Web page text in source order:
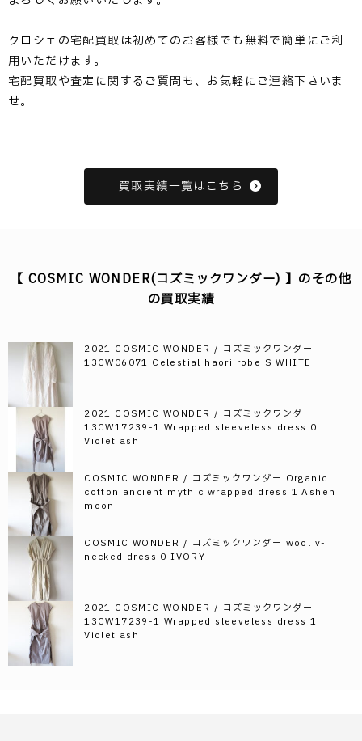
クロシェの宅配買取は初めてのお客様でも無料で簡単にご利
用いただけます。
宅配買取や査定に関するご質問も、お気軽にご連絡下さいま
せ。
買取実績一覧はこちら
【 COSMIC WONDER(コズミックワンダー) 】のその他
の買取実績
2021 COSMIC WONDER / コズミックワンダー
13CW06071 Celestial haori robe S WHITE
2021 COSMIC WONDER / コズミックワンダー
13CW17239-1 Wrapped sleeveless dress 0
Violet ash
COSMIC WONDER / コズミックワンダー Organic
cotton ancient mythic wrapped dress 1 Ashen
moon
COSMIC WONDER / コズミックワンダー wool v-
necked dress 0 IVORY
2021 COSMIC WONDER / コズミックワンダー
13CW17239-1 Wrapped sleeveless dress 1
Violet ash